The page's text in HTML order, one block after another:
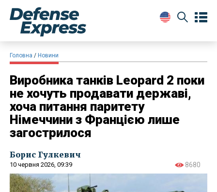
Головна Новини
Виробника танків Leopard 2 поки
не хочуть продавати державі,
хоча питання паритету
Німеччини з Францією лише
загострилося
Борис Гулкевич
10 червня 2026, 09:39 8680